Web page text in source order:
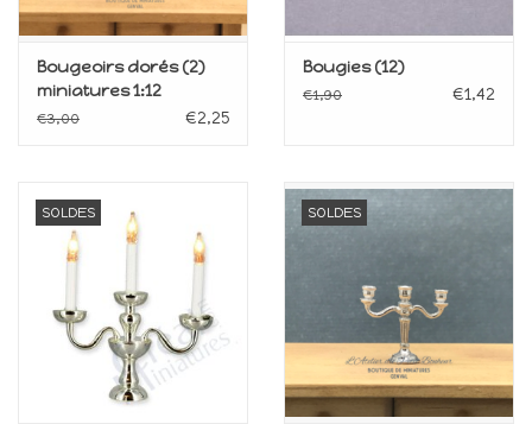
Bougeoirs dorés (2)
miniatures 1:12
€3,00 €2,25
Bougies (12)
€1,90 €1,42
SOLDES SOLDES